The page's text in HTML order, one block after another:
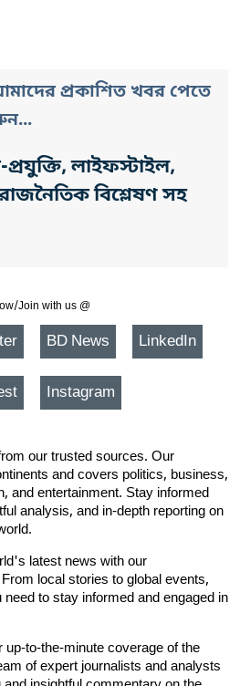
প্রকাশিত খবর পেতে
লাইফস্টাইল,
বিশ্লেষণ সহ
Join with us @
BD News LinkedIn
Instagram
our trusted sources. Our
and covers politics, business,
and entertainment. Stay informed
analysis, and in-depth reporting on
latest news with our
local stories to global events,
to stay informed and engaged in
to-the-minute coverage of the
of expert journalists and analysts